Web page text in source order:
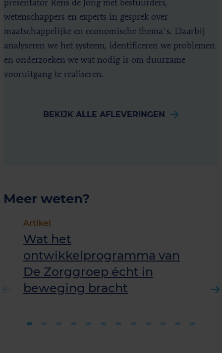
presentator Rens de Jong met bestuurders,
wetenschappers en experts in gesprek over
maatschappelijke en economische thema's. Daarbij
analyseren we het systeem, identificeren we problemen
en onderzoeken we wat nodig is om duurzame
vooruitgang te realiseren.
BEKIJK ALLE AFLEVERINGEN
Meer weten?
Artikel
Wat het
ontwikkelprogramma van
De Zorggroep écht in
beweging bracht